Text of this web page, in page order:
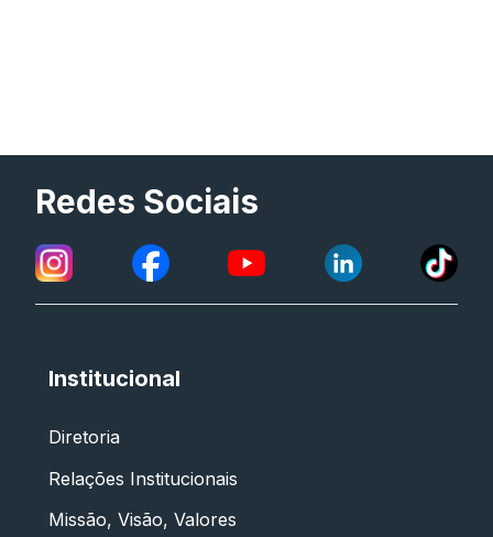
Redes Sociais
Institucional
Diretoria
Relações Institucionais
Missão, Visão, Valores